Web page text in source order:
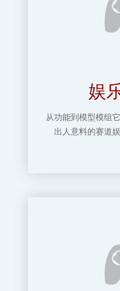
娱
从功能到模型模组
出人意料的赛道